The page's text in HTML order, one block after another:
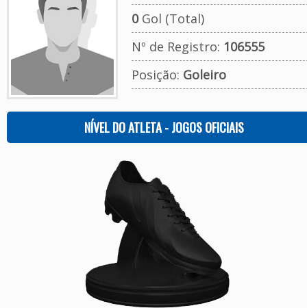
0Gol (Total)
Nº de Registro: 106555
Posição: Goleiro
NÍVEL DO ATLETA - JOGOS OFICIAIS